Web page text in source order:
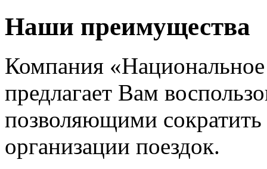
Наши преимущества
Компания
предлагает Вам
позволяющими
организации поездок.